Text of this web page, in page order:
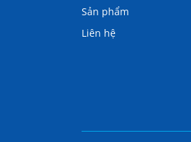
Sản phẩm
Liên hệ